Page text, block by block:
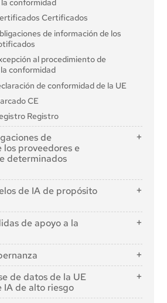
conformidad
Certificados
de información de los
al procedimiento de
conformidad
de conformidad de la UE
CE
Registro
de
proveedores e
determinados
de transparencia para
de determinados
de IA de propósito
de clasificación
de los modelos de IA de
como modelos de IA de propósito
sistémico
de los proveedores de
propósito general
de apoyo a la
aislados de regulación de la IA
detalladas y
los espacios aislados de regulación
a escala de la Unión
de AI
de datos de la UE
IA de alto riesgo